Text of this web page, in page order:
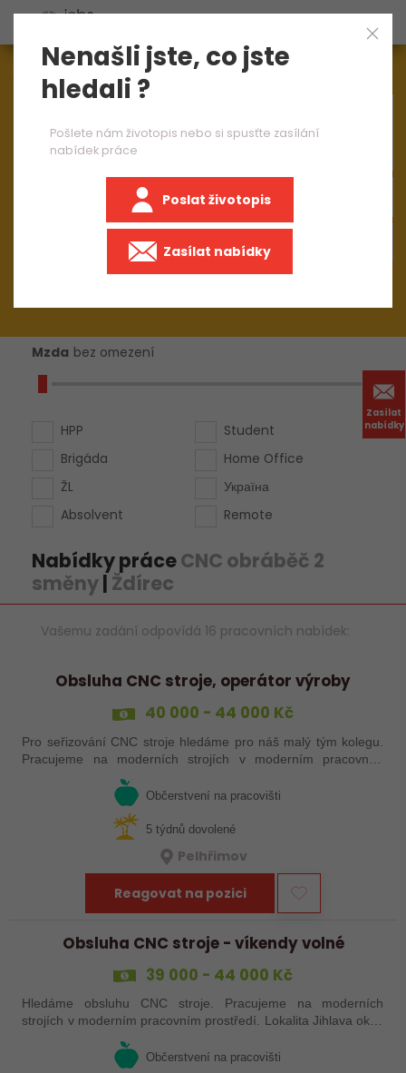
Zasílat
nabídky
Aktuálně1545nabídek práce
Mzda bez omezení
HPP
Brigáda
ŽL
Absolvent
Student
Home Office
Україна
Remote
Nabídky práceCNC obráběč 2
směny| Ždírec
Vašemu zadání odpovídá 16 pracovních nabídek:
Obsluha CNC stroje, operátor výroby
40 000 - 44 000 Kč
Pro seřizování CNC stroje hledáme pro náš malý tým kolegu.
Pracujeme na moderních strojích v moderním pracovním
prostředí. Pracovistě 5 km od Jihlavy.
Občerstvení na pracovišti
5 týdnů dovolené
Pelhřimov
Reagovat na pozici
Obsluha CNC stroje - víkendy volné
39 000 - 44 000 Kč
Hledáme obsluhu CNC stroje. Pracujeme na moderních
strojích v moderním pracovním prostředí. Lokalita Jihlava okolí
Občerstvení na pracovišti
Nenašli jste, co jste
hledali ?
Pošlete nám životopis nebo si spusťte zasílání
nabídek práce
Poslat životopis
Zasílat nabídky